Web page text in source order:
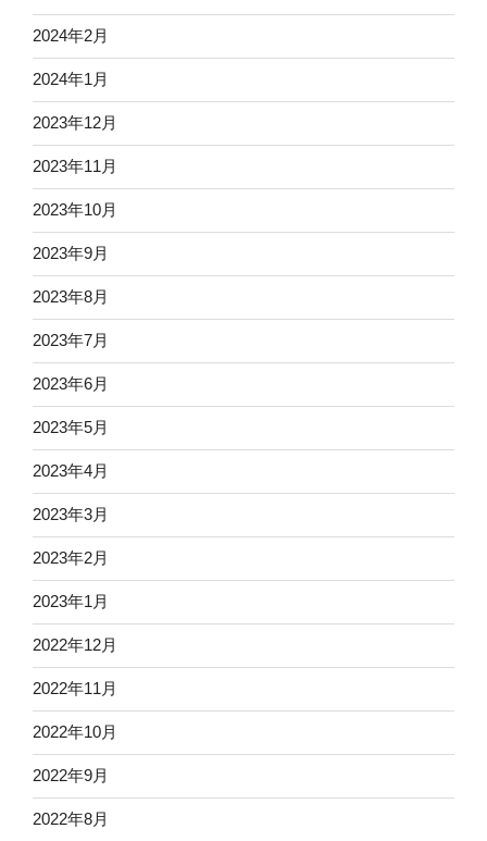
2024年2月
2024年1月
2023年12月
2023年11月
2023年10月
2023年9月
2023年8月
2023年7月
2023年6月
2023年5月
2023年4月
2023年3月
2023年2月
2023年1月
2022年12月
2022年11月
2022年10月
2022年9月
2022年8月